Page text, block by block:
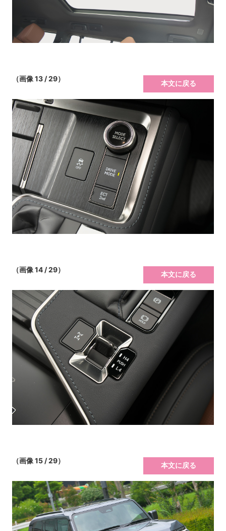
（画像 13 / 29）
本文に戻る
（画像 14 / 29）
本文に戻る
（画像 15 / 29）
本文に戻る